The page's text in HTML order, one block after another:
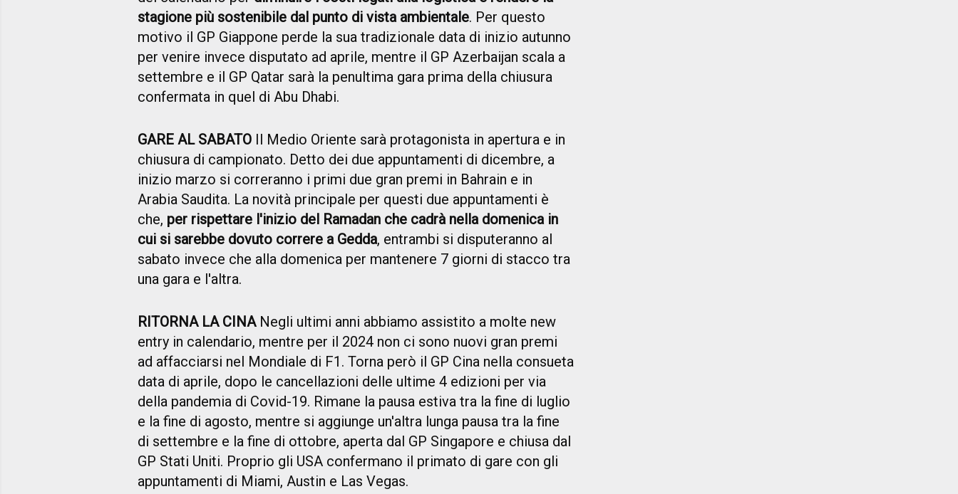
stagione più sostenibile dal punto di vista ambientale. Per questo
motivo il GP Giappone perde la sua tradizionale data di inizio autunno
per venire invece disputato ad aprile, mentre il GP Azerbaijan scala a
settembre e il GP Qatar sarà la penultima gara prima della chiusura
confermata in quel di Abu Dhabi.
GARE AL SABATO Il Medio Oriente sarà protagonista in apertura e in
chiusura di campionato. Detto dei due appuntamenti di dicembre, a
inizio marzo si correranno i primi due gran premi in Bahrain e in
Arabia Saudita. La novità principale per questi due appuntamenti è
che, per rispettare l'inizio del Ramadan che cadrà nella domenica in
cui si sarebbe dovuto correre a Gedda, entrambi si disputeranno al
sabato invece che alla domenica per mantenere 7 giorni di stacco tra
una gara e l'altra.
RITORNA LA CINANegli ultimi anni abbiamo assistito a molte new
entry in calendario, mentre per il 2024 non ci sono nuovi gran premi
ad affacciarsi nel Mondiale di F1. Torna però il GP Cina nella consueta
data di aprile, dopo le cancellazioni delle ultime 4 edizioni per via
della pandemia di Covid-19. Rimane la pausa estiva tra la fine di luglio
e la fine di agosto, mentre si aggiunge un'altra lunga pausa tra la fine
di settembre e la fine di ottobre, aperta dal GP Singapore e chiusa dal
GP Stati Uniti. Proprio gli USA confermano il primato di gare con gli
appuntamenti di Miami, Austin e Las Vegas.